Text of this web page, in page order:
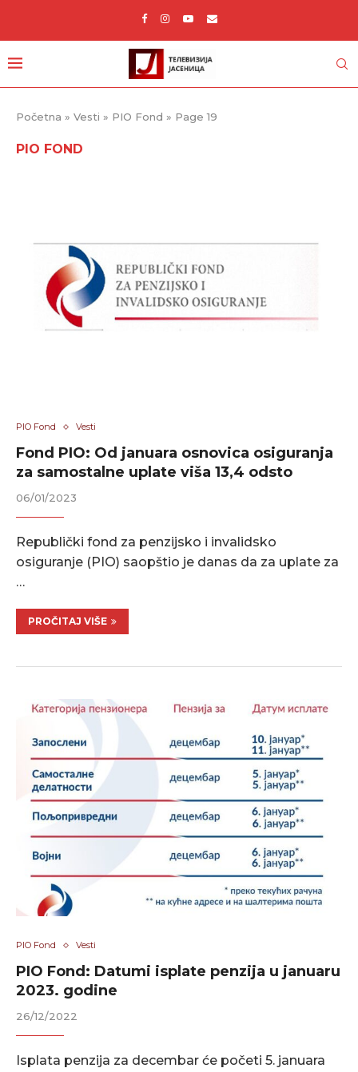
Početna » Vesti » PIO Fond » Page 19
PIO FOND
PIO Fond Vesti
Fond PIO: Od januara osnovica osiguranja
za samostalne uplate viša 13,4 odsto
06/01/2023
Republički fond za penzijsko i invalidsko
osiguranje (PIO) saopštio je danas da za uplate za
…
PROČITAJ VIŠE
PIO Fond Vesti
PIO Fond: Datumi isplate penzija u januaru
2023. godine
26/12/2022
Isplata penzija za decembar će početi 5. januara